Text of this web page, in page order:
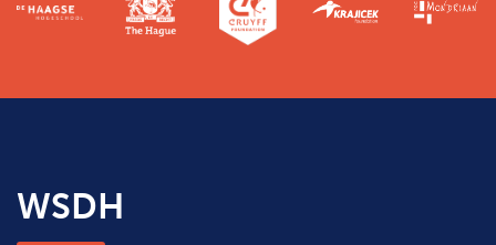
WSDH